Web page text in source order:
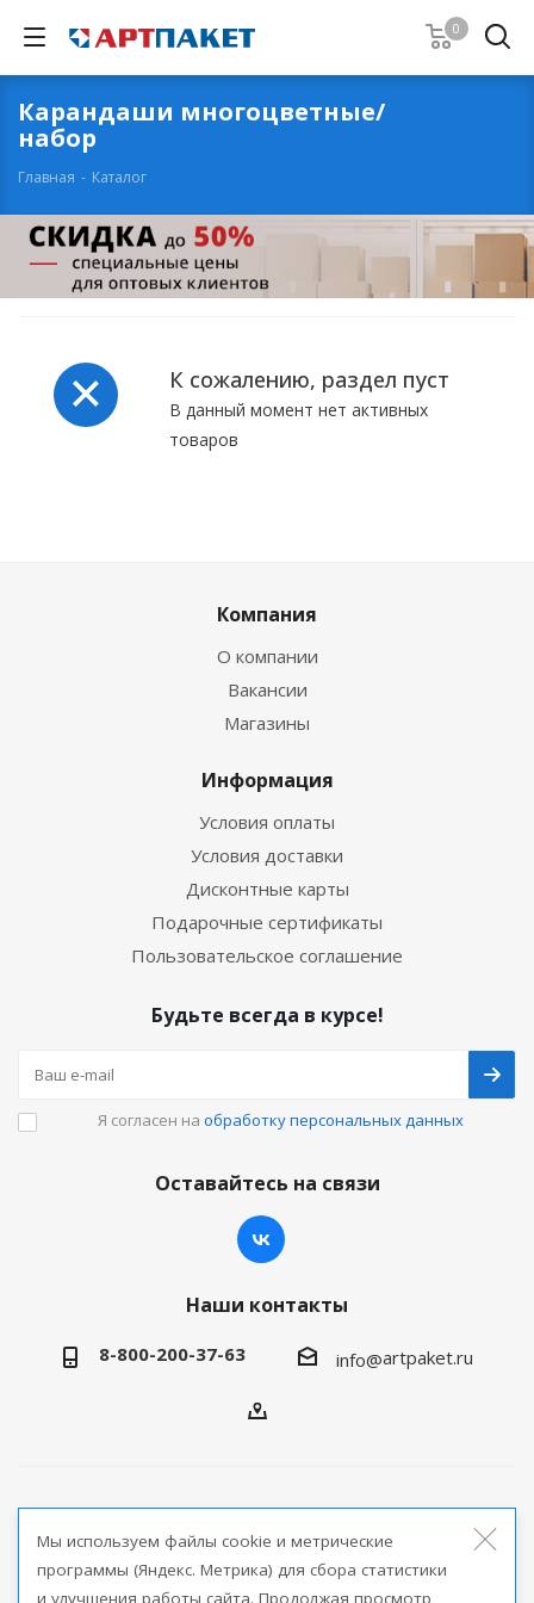
0
Карандаши многоцветные/
набор
Главная - Каталог
К сожалению, раздел пуст
В данный момент нет активных
товаров
Компания
О компании
Вакансии
Магазины
Информация
Условия оплаты
Условия доставки
Дисконтные карты
Подарочные сертификаты
Пользовательское соглашение
Будьте всегда в курсе!
Я согласен на обработку персональных данных
Оставайтесь на связи
Наши контакты
8-800-200-37-63 info@artpaket.ru
продукции
Мы используем файлы cookie и метрические
программы (Яндекс. Метрика) для сбора статистики
и улучшения работы сайта. Продолжая просмотр